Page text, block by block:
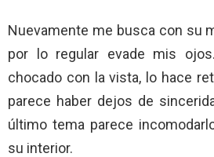
Nuevamente me busca con su
por lo regular evade mis
chocado con la vista, lo hace
parece haber dejos de
último tema parece
su interior.